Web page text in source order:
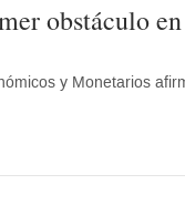
obstáculo
y Monetarios